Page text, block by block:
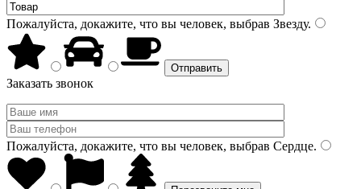
Пожалуйста, докажите, что вы человек, выбрав Звезду.
Заказать звонок
Пожалуйста, докажите, что вы человек, выбрав Сердце.